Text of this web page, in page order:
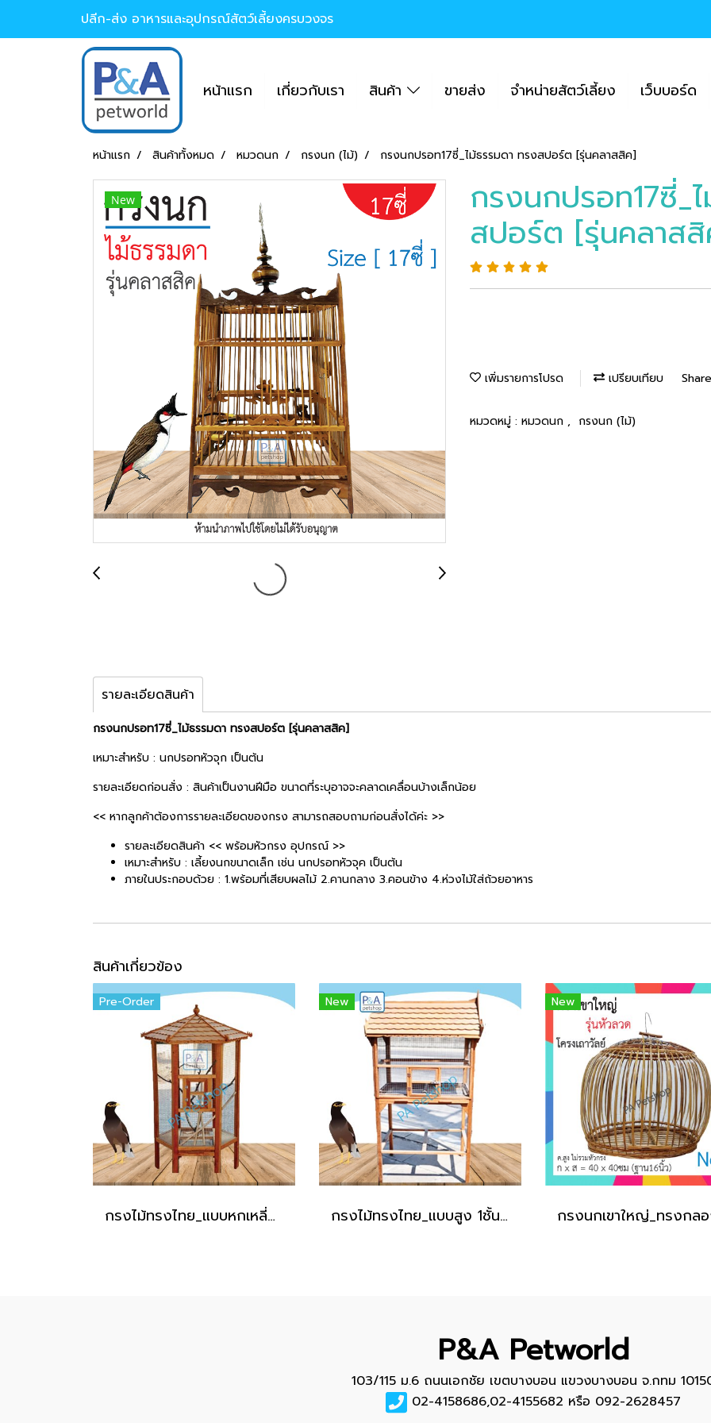
ปลีก-ส่ง อาหารและอุปกรณ์สัตว์เลี้ยงครบวงจร
หน้าแรก เกี่ยวกับเรา สินค้า ขายส่ง จำหน่ายสัตว์เลี้ยง เว็บบอร์ด
หน้าแรก สินค้าทั้งหมด หมวดนก กรงนก (ไม้) กรงนกปรอท17ซี่_ไม้ธรรมดา ทรงสปอร์ต [รุ่นคลาสสิค]
New กรงนกปรอท17ซี่_
สปอร์ต [รุ่นคลาส
เพิ่มรายการโปรด เปรียบเทียบ Share
หมวดหมู่ : หมวดนก , กรงนก (ไม้)
รายละเอียดสินค้า
กรงนกปรอท17ซี่_ไม้ธรรมดา ทรงสปอร์ต [รุ่นคลาสสิค]
เหมาะสำหรับ : นกปรอทหัวจุก เป็นต้น
รายละเอียดก่อนสั่ง : สินค้าเป็นงานฝีมือ ขนาดที่ระบุอาจจะคลาดเคลื่อนบ้างเล็กน้อย
<< หากลูกค้าต้องการรายละเอียดของกรง สามารถสอบถามก่อนสั่งได้ค่ะ >>
รายละเอียดสินค้า << พร้อมหัวกรง อุปกรณ์ >>
เหมาะสำหรับ : เลี้ยงนกขนาดเล็ก เช่น นกปรอทหัวจุค เป็นต้น
ภายในประกอบด้วย : 1.พร้อมที่เสียบผลไม้ 2.คานกลาง 3.คอนข้าง 4.ห่วงไม้ใส่ถ้วยอาหาร
สินค้าเกี่ยวข้อง
Pre-Order
กรงไม้ทรงไทย_แบบหกเหลี่ยม [ไม้สัก]
New
กรงไม้ทรงไทย_แบบสูง 1ชั้น [ไม้สัก]
New
P&A Petworld
103/115 ม.6 ถนนเอกชัย เขตบางบอน แขวงบางบอน จ.กทม
02-4158686,02-4155682 หรือ 092-2628457